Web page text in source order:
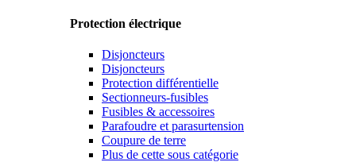
Protection électrique
Disjoncteurs
Disjoncteurs
Protection différentielle
Sectionneurs-fusibles
Fusibles & accessoires
Parafoudre et parasurtension
Coupure de terre
Plus de cette sous catégorie